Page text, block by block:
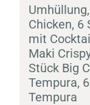
Chicken, 6
mit
Maki
Stück Big
Tempura,
Tempura